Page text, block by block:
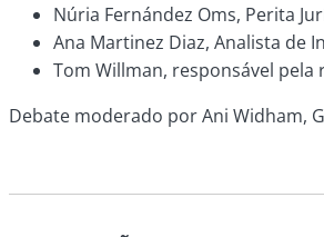
Núria Fernández Oms, Perita
Ana Martinez Diaz, Analista de
Tom Willman, responsável pela
Debate moderado por Ani Widham,